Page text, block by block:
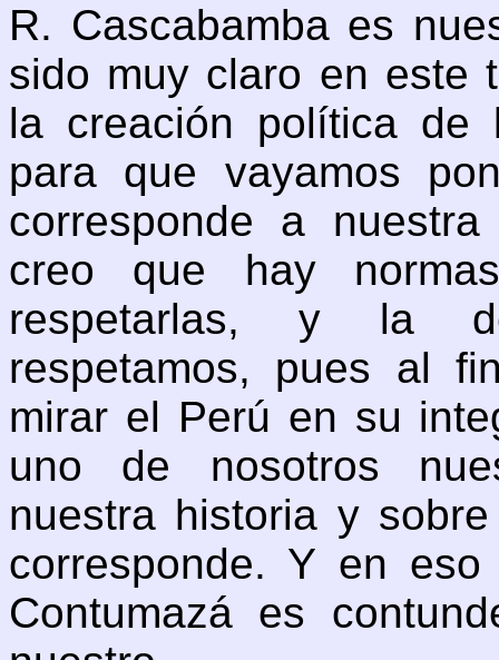
R. Cascabamba es
sido muy claro en este
la creación política de
para que vayamos
corresponde a
creo que hay
respetarlas, y la
respetamos, pues al
mirar el Perú en su
uno de nosotros
nuestra historia y
corresponde. Y en
Contumazá es